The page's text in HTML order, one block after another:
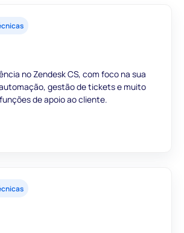
no Zendesk CS, com foco na sua
gestão de tickets e muito
de apoio ao cliente.